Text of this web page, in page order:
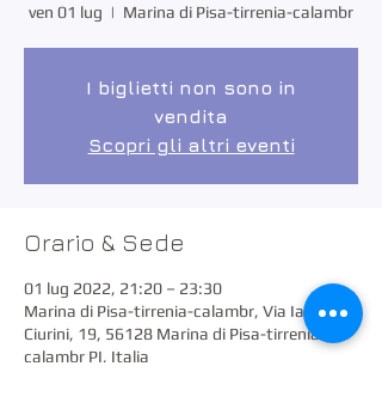
ven 01 lug
  |
Marina di Pisa-tirrenia-calambr
I biglietti non sono in
vendita
Scopri gli altri eventi
Orario & Sede
01 lug 2022, 21:20 – 23:30
Marina di Pisa-tirrenia-calambr, Via Iacopo
Ciurini, 19, 56128 Marina di Pisa-tirrenia-
calambr PI, Italia